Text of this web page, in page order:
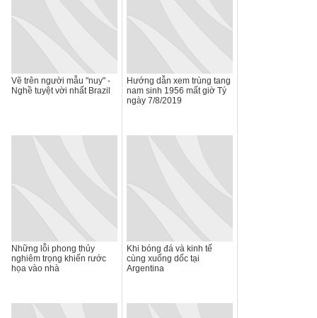
Vẽ trên người mẫu "nuy" -
Nghề tuyệt vời nhất Brazil
Hướng dẫn xem trùng tang
nam sinh 1956 mất giờ Tý
ngày 7/8/2019
Những lỗi phong thủy
nghiêm trọng khiến rước
họa vào nhà
Khi bóng đá và kinh tế
cùng xuống dốc tại
Argentina